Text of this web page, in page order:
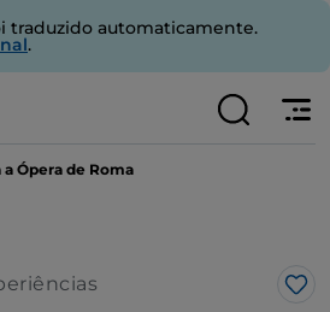
traduzido automaticamente.
.
a Ópera de Roma